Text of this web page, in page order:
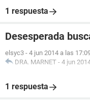
1 respuesta
Desesperada
elsyc3 - 4 jun 2014 a las
DRA. MARNET - 4 jun
1 respuesta